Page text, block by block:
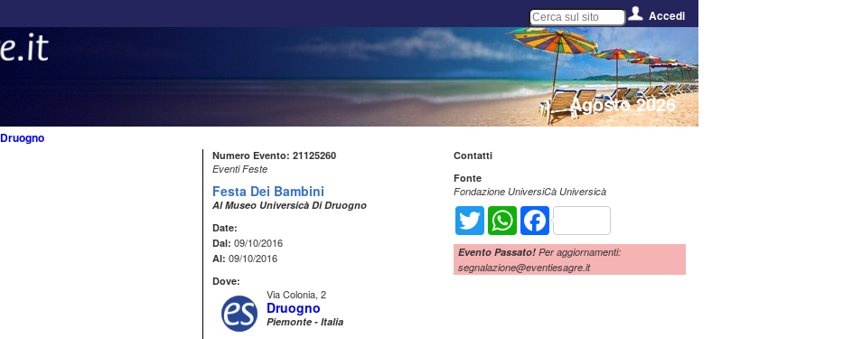
Accedi
Agosto 2026
Druogno
Numero Evento: 21125260
Eventi Feste
Festa Dei Bambini
Al Museo Universicà Di Druogno
Date:
Dal: 09/10/2016
Al: 09/10/2016
Dove:
Via Colonia, 2
Druogno
Piemonte - Italia
Contatti
Fonte
Fondazione UniversiCà Universicà
Twitter WhatsAppFacebook
Evento Passato! Per aggiornamenti:
segnalazione@eventiesagre.it